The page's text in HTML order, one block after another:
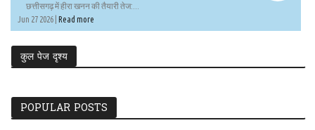
छत्तीसगढ़ में हीरा खनन की तैयारी तेज:...
Jun 27 2026 | Read more
कुल पेज दृश्य
POPULAR POSTS